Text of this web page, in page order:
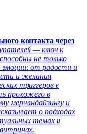
контакта через
— ключ к
не только
эмоции: от радости и
и желания
триггеров в
прохожего в
мерчандайзингу и
о подходах
темах и